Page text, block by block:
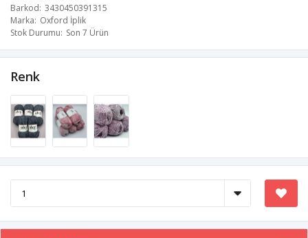
Barkod 3430450391315
Marka Oxford İplik
Stok Durumu Son 7 Ürün
Renk